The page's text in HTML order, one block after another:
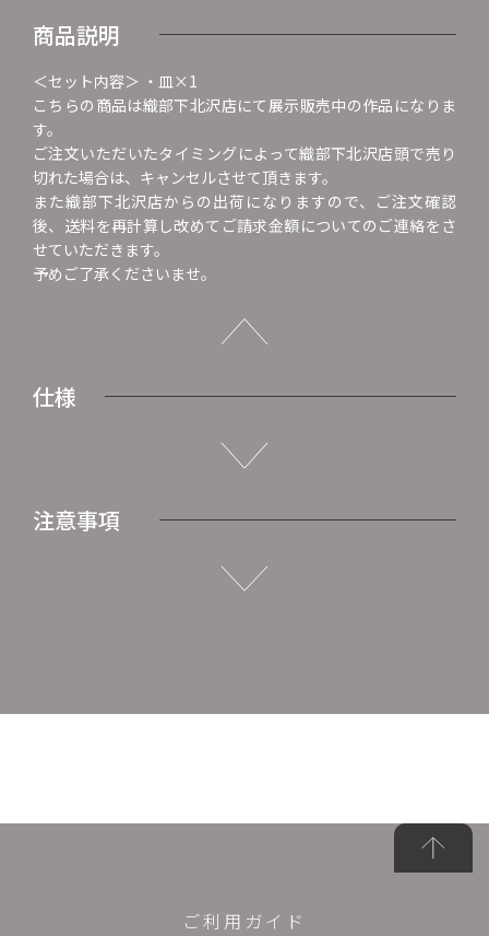
商品説明
＜セット内容＞ ・皿×1
こちらの商品は織部下北沢店にて展示販売中の作品になりま
す。
ご注文いただいたタイミングによって織部下北沢店頭で売り
切れた場合は、キャンセルさせて頂きます。
また織部下北沢店からの出荷になりますので、ご注文確認
後、送料を再計算し改めてご請求金額についてのご連絡をさ
せていただきます。
予めご了承くださいませ。
仕様
注意事項
ご利用ガイド